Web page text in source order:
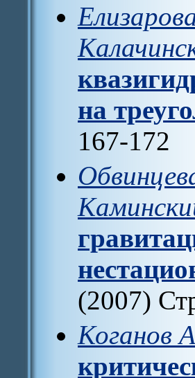
на
167-172
(2007)
Коганов